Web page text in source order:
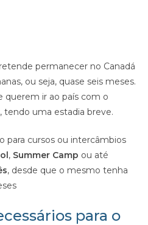
permanecer no Canadá
ou seja, quase seis meses.
querem ir ao país com o
tendo uma estadia breve.
para cursos ou intercâmbios
, Summer Camp ou até
, desde que o mesmo tenha
para o